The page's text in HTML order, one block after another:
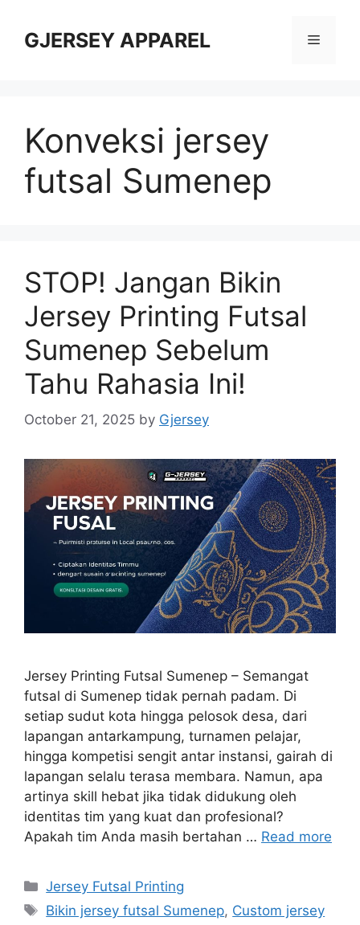
contentGJERSEY APPAREL Menu
Konveksi jersey
futsal Sumenep
STOP! Jangan Bikin
Jersey Printing Futsal
Sumenep Sebelum
Tahu Rahasia Ini!
October 21, 2025 by Gjersey
Jersey Printing Futsal Sumenep – Semangat
futsal di Sumenep tidak pernah padam. Di
setiap sudut kota hingga pelosok desa, dari
lapangan antarkampung, turnamen pelajar,
hingga kompetisi sengit antar instansi, gairah di
lapangan selalu terasa membara. Namun, apa
artinya skill hebat jika tidak didukung oleh
identitas tim yang kuat dan profesional?
Apakah tim Anda masih bertahan … Read more
Categories
Jersey Futsal Printing
Tags
Bikin jersey futsal Sumenep, Custom jersey